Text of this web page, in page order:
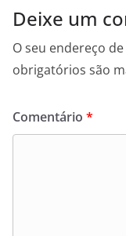
Deixe um
O seu endereço
obrigatórios são
Comentário *